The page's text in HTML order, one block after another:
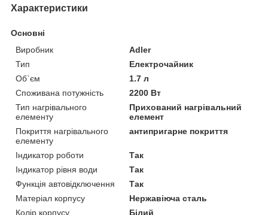
Характеристики
Основні
Виробник
Adler
Тип
Електрочайник
Об`єм
1.7 л
Споживана потужність
2200 Вт
Тип нагрівального
елементу
Прихований нагрівальний
елемент
Покриття нагрівального
елементу
антипригарне покриття
Індикатор роботи
Так
Індикатор рівня води
Так
Функція автовідключення
Так
Матеріал корпусу
Нержавіюча сталь
Колір корпусу
Білий